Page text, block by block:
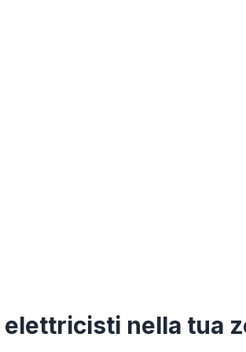
elettricisti nella tua